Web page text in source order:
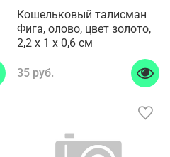
Кошельковый талисман
Фига, олово, цвет золото,
2,2 х 1 х 0,6 см
35 руб.